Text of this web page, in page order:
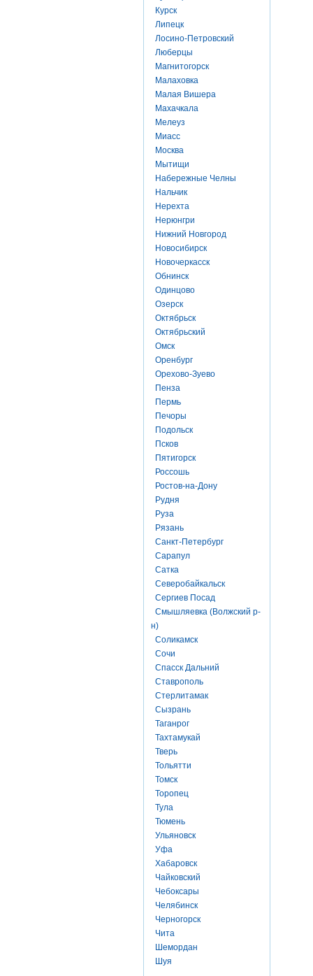
Курск
Липецк
Лосино-Петровский
Люберцы
Магнитогорск
Малаховка
Малая Вишера
Махачкала
Мелеуз
Миасс
Москва
Мытищи
Набережные Челны
Нальчик
Нерехта
Нерюнгри
Нижний Новгород
Новосибирск
Новочеркасск
Обнинск
Одинцово
Озерск
Октябрьск
Октябрьский
Омск
Оренбург
Орехово-Зуево
Пенза
Пермь
Печоры
Подольск
Псков
Пятигорск
Россошь
Ростов-на-Дону
Рудня
Руза
Рязань
Санкт-Петербург
Сарапул
Сатка
Северобайкальск
Сергиев Посад
Смышляевка (Волжский р-
н)
Соликамск
Сочи
Спасск Дальний
Ставрополь
Стерлитамак
Сызрань
Таганрог
Тахтамукай
Тверь
Тольятти
Томск
Торопец
Тула
Тюмень
Ульяновск
Уфа
Хабаровск
Чайковский
Чебоксары
Челябинск
Черногорск
Чита
Шемордан
Шуя